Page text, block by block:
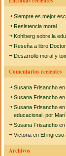
n
p
r
e
l
a
a
k
c
a
Siempre es mejor
Resistencia moral
Kohlberg sobre la
Reseña a libro
Desarrollo moral y
Comentarios recientes
Susana Frisancho
Susana Frisancho
Susana Frisancho
educacional, por
Susana Frisancho
Victoria enEl ingreso
Archivos